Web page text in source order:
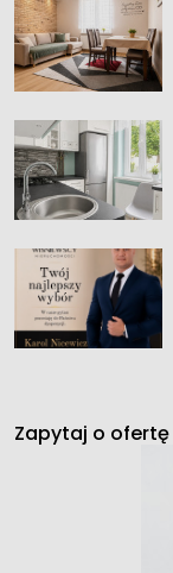
Zapytaj o ofertę